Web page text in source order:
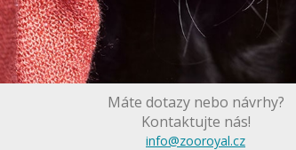
Máte dotazy nebo návrhy?
Kontaktujte nás!
info@zooroyal.cz